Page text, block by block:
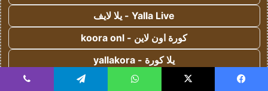
Yalla Live - يلا لايف
كورة اون لاين - koora onl
يلا كورة - yallakora
كورة 365 - kooora 365